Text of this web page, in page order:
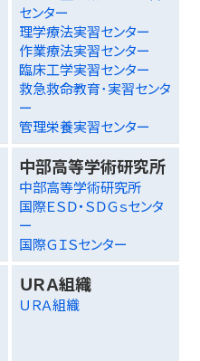
センター
理学療法実習センター
作業療法実習センター
臨床工学実習センター
救急救命教育･実習センタ
ー
管理栄養実習センター
中部高等学術研究所
中部高等学術研究所
国際ＥＳＤ・ＳＤＧｓセンタ
ー
国際ＧＩＳセンター
ＵＲＡ組織
ＵＲＡ組織